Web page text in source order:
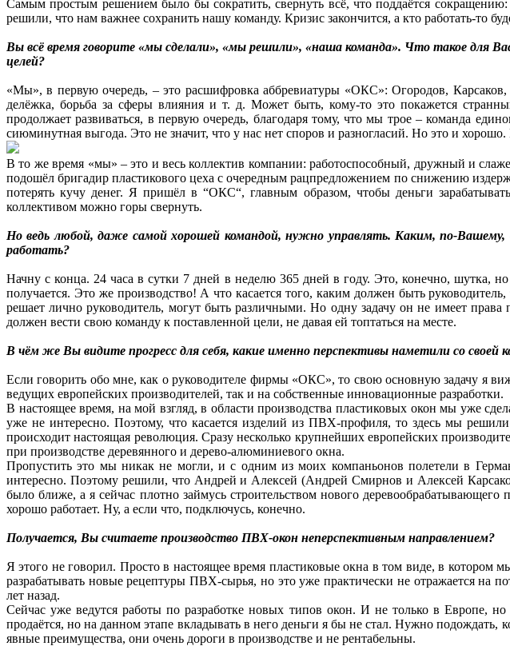
Самым простым решением было бы сократить, свернуть всё, что поддаётся
решили, что нам важнее сохранить нашу команду. Кризис закончится, а кто работать-то
Вы всё время говорите «мы сделали», «мы решили», «наша команда». Что такое для
целей?
«Мы», в первую очередь, – это расшифровка аббревиатуры «ОКС»: Огородов,
делёжка, борьба за сферы влияния и т. д. Может быть, кому-то это покажется
продолжает развиваться, в первую очередь, благодаря тому, что мы трое – команда
сиюминутная выгода. Это не значит, что у нас нет споров и разногласий. Но это и
В то же время «мы» – это и весь коллектив компании: работоспособный, дружный и
подошёл бригадир пластикового цеха с очередным рацпредложением по снижению
потерять кучу денег. Я пришёл в “ОКС“, главным образом, чтобы деньги
коллективом можно горы свернуть.
Но ведь любой, даже самой хорошей командой, нужно управлять. Каким, по-Вашему,
работать?
Начну с конца. 24 часа в сутки 7 дней в неделю 365 дней в году. Это, конечно, шутка,
получается. Это же производство! А что касается того, каким должен быть
решает лично руководитель, могут быть различными. Но одну задачу он не имеет
должен вести свою команду к поставленной цели, не давая ей топтаться на месте.
В чём же Вы видите прогресс для себя, какие именно перспективы наметили со своей
Если говорить обо мне, как о руководителе фирмы «ОКС», то свою основную задачу я
ведущих европейских производителей, так и на собственные инновационные разработки.
В настоящее время, на мой взгляд, в области производства пластиковых окон мы уже
уже не интересно. Поэтому, что касается изделий из ПВХ-профиля, то здесь мы
происходит настоящая революция. Сразу несколько крупнейших европейских
при производстве деревянного и дерево-алюминиевого окна.
Пропустить это мы никак не могли, и с одним из моих компаньонов полетели в
интересно. Поэтому решили, что Андрей и Алексей (Андрей Смирнов и Алексей
было ближе, а я сейчас плотно займусь строительством нового
хорошо работает. Ну, а если что, подключусь, конечно.
Получается, Вы считаете производство ПВХ-окон неперспективным направлением?
Я этого не говорил. Просто в настоящее время пластиковые окна в том виде, в
разрабатывать новые рецептуры ПВХ-сырья, но это уже практически не отражается на
лет назад.
Сейчас уже ведутся работы по разработке новых типов окон. И не только в Европе,
продаётся, но на данном этапе вкладывать в него деньги я бы не стал. Нужно
явные преимущества, они очень дороги в производстве и не рентабельны.